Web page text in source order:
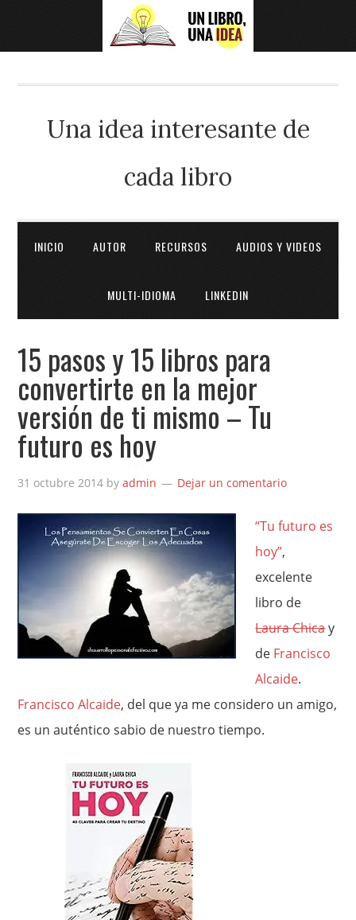
Una idea interesante de
cada libro
INICIO AUTOR RECURSOS AUDIOS Y VIDEOS
MULTI-IDIOMA LINKEDIN
15 pasos y 15 libros para
convertirte en la mejor
versión de ti mismo – Tu
futuro es hoy
31 octubre 2014 byadmin Dejar un comentario
“Tu futuro es
hoy”,
excelente
libro de
Laura Chicay
de Francisco
Alcaide.
Francisco Alcaide, del que ya me considero un amigo,
es un auténtico sabio de nuestro tiempo.